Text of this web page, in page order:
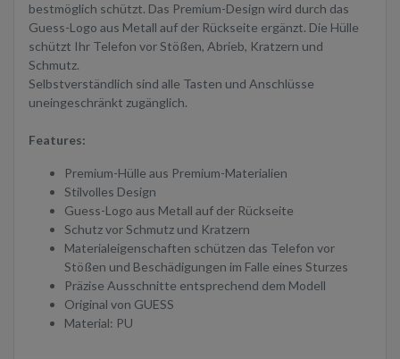
bestmöglich schützt. Das Premium-Design wird durch das
Guess-Logo aus Metall auf der Rückseite ergänzt. Die Hülle
schützt Ihr Telefon vor Stößen, Abrieb, Kratzern und
Schmutz.
Selbstverständlich sind alle Tasten und Anschlüsse
uneingeschränkt zugänglich.
Features:
Premium-Hülle aus Premium-Materialien
Stilvolles Design
Guess-Logo aus Metall auf der Rückseite
Schutz vor Schmutz und Kratzern
Materialeigenschaften schützen das Telefon vor
Stößen und Beschädigungen im Falle eines Sturzes
Präzise Ausschnitte entsprechend dem Modell
Original von GUESS
Material: PU